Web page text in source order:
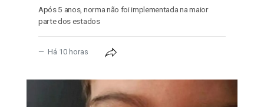
Após 5 anos, norma não foi implementada na maior
parte dos estados
Há 10 horas